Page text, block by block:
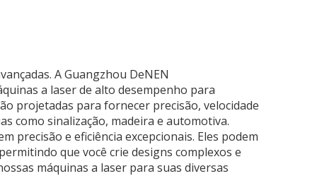
A Guangzhou DeNEN
a laser de alto desempenho para
projetadas para fornecer precisão, velocidade
como sinalização, madeira e automotiva.
precisão e eficiência excepcionais. Eles podem
que você crie designs complexos e
máquinas a laser para suas diversas